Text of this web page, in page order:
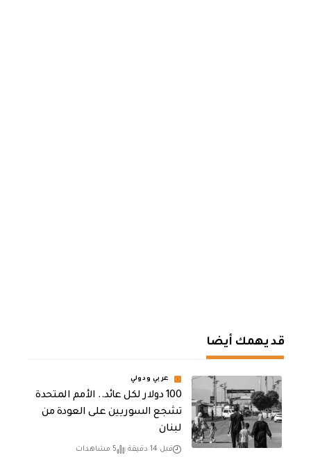
قد يهمك أيضا
عربي ودولي
100 دولار لكل عائد.. الأمم المتحدة
تشجع السوريين على العودة من
لبنان
قبل 14 دقيقة 5 مشاهدات